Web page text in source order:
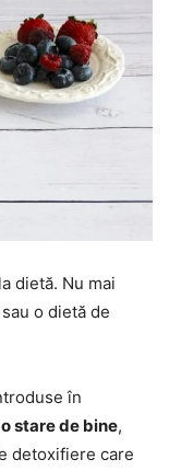
dietă. Nu mai
o dietă de
în
stare de bine,
detoxifiere care